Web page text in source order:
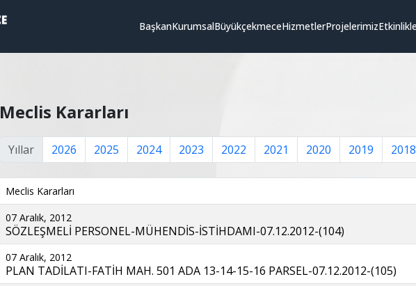
BaşkanKurumsalBüyükçekmeceHizmetlerProjelerimiz
Meclis Kararları
Yıllar 2026 2025 2024 2023 2022 2021 2020 2019 2018
Meclis Kararları
07 Aralık, 2012
SÖZLEŞMELİ PERSONEL-MÜHENDİS-İSTİHDAMI-07.12.2012-(104)
07 Aralık, 2012
PLAN TADİLATI-FATİH MAH. 501 ADA 13-14-15-16 PARSEL-07.12.2012-(105)